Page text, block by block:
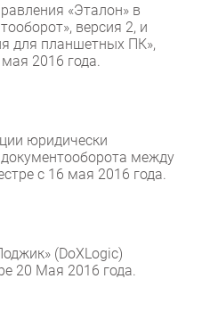
«Эталон» в
версия 2, и
для планшетных ПК»,
2016 года.
юридически
между
с 16 мая 2016 года.
(DoXLogic)
20 Мая 2016 года.